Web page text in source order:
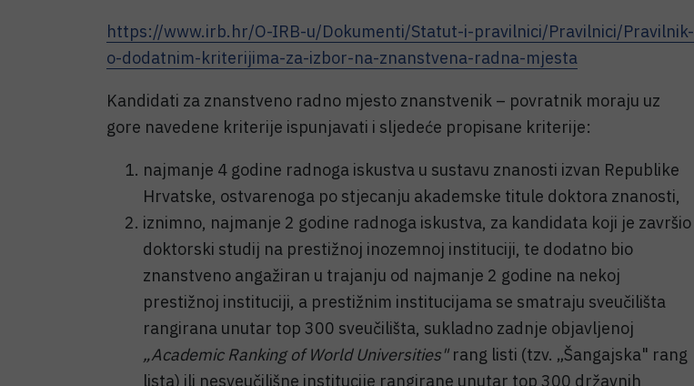
https://www.irb.hr/O-IRB-u/Dokumenti/Statut-i-pravilnici/Pravilnici/Pravilnik-
o-dodatnim-kriterijima-za-izbor-na-znanstvena-radna-mjesta
Kandidati za znanstveno radno mjesto znanstvenik – povratnik moraju uz
gore navedene kriterije ispunjavati i sljedeće propisane kriterije:
najmanje 4 godine radnoga iskustva u sustavu znanosti izvan Republike
Hrvatske, ostvarenoga po stjecanju akademske titule doktora znanosti,
iznimno, najmanje 2 godine radnoga iskustva, za kandidata koji je završio
doktorski studij na prestižnoj inozemnoj instituciji, te dodatno bio
znanstveno angažiran u trajanju od najmanje 2 godine na nekoj
prestižnoj instituciji, a prestižnim institucijama se smatraju sveučilišta
rangirana unutar top 300 sveučilišta, sukladno zadnje objavljenoj
„Academic Ranking of World Universities"rang listi (tzv. „Šangajska" rang
lista) ili nesveučilišne institucije rangirane unutar top 300 državnih